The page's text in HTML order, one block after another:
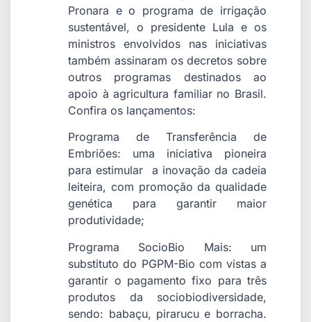
Pronara e o programa de irrigação
sustentável, o presidente Lula e os
ministros envolvidos nas iniciativas
também assinaram os decretos sobre
outros programas destinados ao
apoio à agricultura familiar no Brasil.
Confira os lançamentos:
Programa de Transferência de
Embriões: uma iniciativa pioneira
para estimular a inovação da cadeia
leiteira, com promoção da qualidade
genética para garantir maior
produtividade;
Programa SocioBio Mais: um
substituto do PGPM-Bio com vistas a
garantir o pagamento fixo para três
produtos da sociobiodiversidade,
sendo: babaçu, pirarucu e borracha.